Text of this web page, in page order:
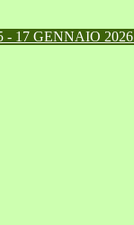
- 17 GENNAIO 2026